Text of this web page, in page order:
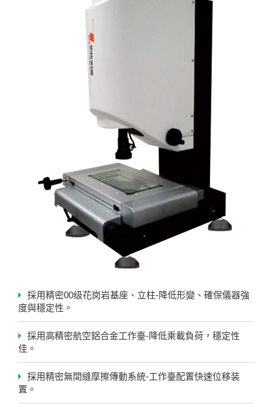
採用精密00级花岗岩基座、立柱-降低形變、確保儀器強
度與穩定性。
採用高精密航空鋁合金工作臺-降低乘載負荷，穩定性
佳。
採用精密無間縫摩擦傳動系統-工作臺配置快速位移装
置。